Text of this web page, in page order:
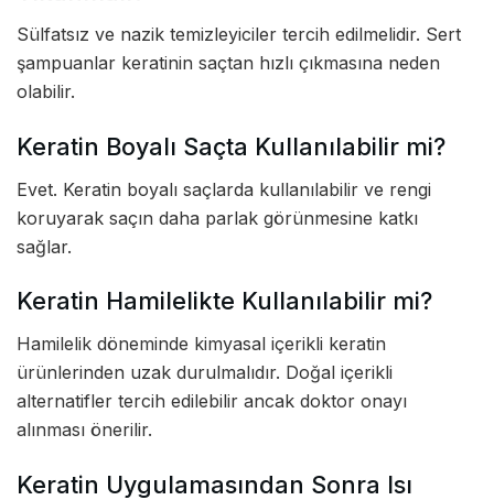
Sülfatsız ve nazik temizleyiciler tercih edilmelidir. Sert
şampuanlar keratinin saçtan hızlı çıkmasına neden
olabilir.
Keratin Boyalı Saçta Kullanılabilir mi?
Evet. Keratin boyalı saçlarda kullanılabilir ve rengi
koruyarak saçın daha parlak görünmesine katkı
sağlar.
Keratin Hamilelikte Kullanılabilir mi?
Hamilelik döneminde kimyasal içerikli keratin
ürünlerinden uzak durulmalıdır. Doğal içerikli
alternatifler tercih edilebilir ancak doktor onayı
alınması önerilir.
Keratin Uygulamasından Sonra Isı